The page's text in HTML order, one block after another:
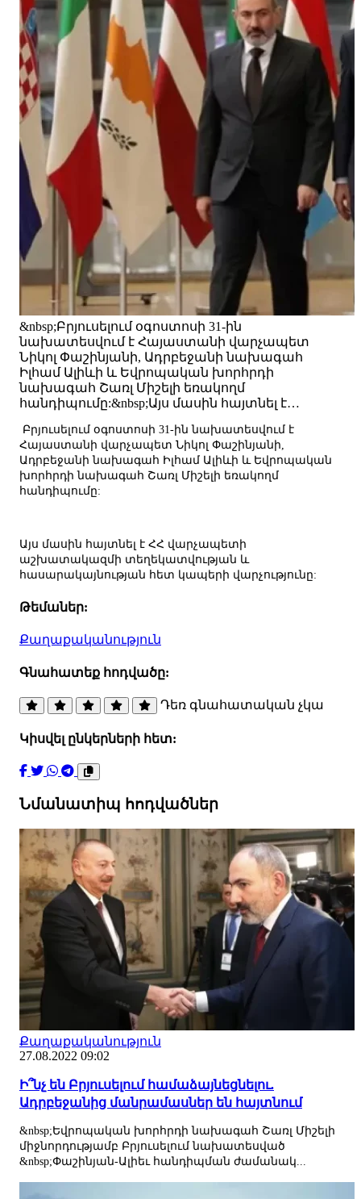
&nbsp;Բրյուսելում օգոստոսի 31-ին
նախատեսվում է Հայաստանի վարչապետ
Նիկոլ Փաշինյանի, Ադրբեջանի նախագահ
Իլհամ Ալիևի և Եվրոպական խորհրդի
նախագահ Շառլ Միշելի եռակողմ
հանդիպումը:&nbsp;Այս մասին հայտնել է…
Բրյուսելում օգոստոսի 31-ին նախատեսվում է
Հայաստանի վարչապետ Նիկոլ Փաշինյանի,
Ադրբեջանի նախագահ Իլհամ Ալիևի և Եվրոպական
խորհրդի նախագահ Շառլ Միշելի եռակողմ
հանդիպումը:
Այս մասին հայտնել է ՀՀ վարչապետի
աշխատակազմի տեղեկատվության և
հասարակայնության հետ կապերի վարչությունը:
Թեմաներ:
Քաղաքականություն
Գնահատեք հոդվածը:
Դեռ գնահատական չկա
Կիսվել ընկերների հետ:
Նմանատիպ հոդվածներ
Քաղաքականություն
27.08.2022 09:02
Ի՞նչ են Բրյուսելում համաձայնեցնելու.
Ադրբեջանից մանրամասներ են հայտնում
&nbsp;Եվրոպական խորհրդի նախագահ Շառլ Միշելի
միջնորդությամբ Բրյուսելում նախատեսված
&nbsp;Փաշինյան-Ալիեւ հանդիպման ժամանակ...